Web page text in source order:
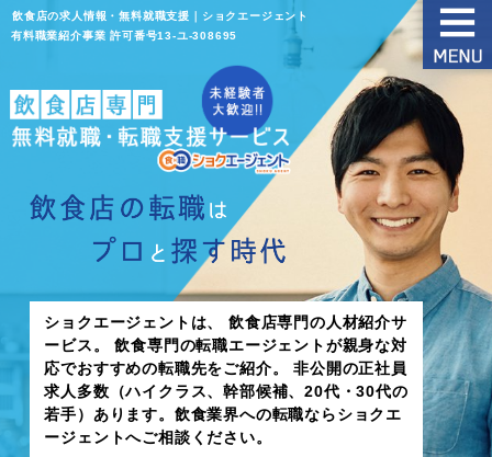
飲食店の求人情報・無料就職支援｜ショクエージェント
有料職業紹介事業 許可番号13‐ユ‐308695
ショクエージェントは、
飲食店専門の人材紹介サ
ービス。
飲食専門の転職エージェントが親身な対
応でおすすめの転職先をご紹介。
非公開の正社員
求人多数（ハイクラス、幹部候補、20代・30代の
若手）あります。飲食業界への転職ならショクエ
ージェントへご相談ください。